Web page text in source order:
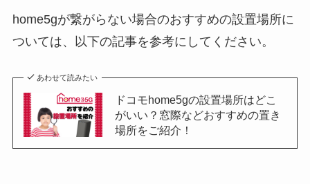
home5gが繋がらない場合のおすすめの設置場所に
ついては、以下の記事を参考にしてください。
あわせて読みたい
ドコモhome5gの設置場所はどこ
がいい？窓際などおすすめの置き
場所をご紹介！